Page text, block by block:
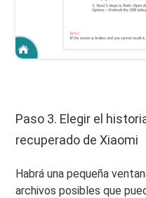
Paso 3. Elegir el
recuperado de Xiaomi
Habrá una pequeña
archivos posibles que